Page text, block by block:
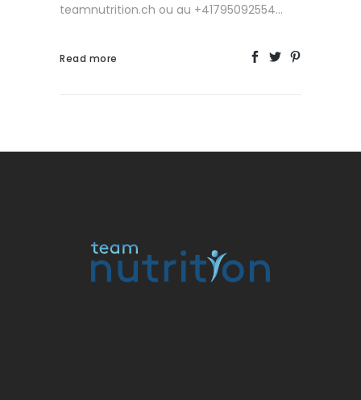
teamnutrition.ch ou au +41795092554...
Read more